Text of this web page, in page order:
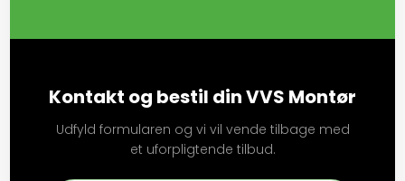
Kontakt og bestil din VVS Montør
Udfyld formularen og vi vil vende tilbage med
et uforpligtende tilbud.